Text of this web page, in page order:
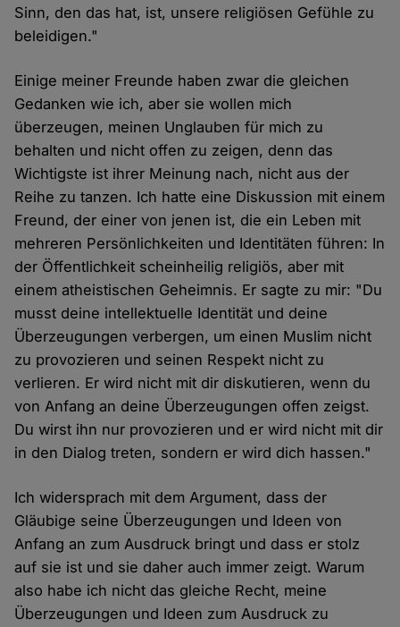
Sinn, den das hat, ist, unsere religiösen Gefühle zu
beleidigen."
Einige meiner Freunde haben zwar die gleichen
Gedanken wie ich, aber sie wollen mich
überzeugen, meinen Unglauben für mich zu
behalten und nicht offen zu zeigen, denn das
Wichtigste ist ihrer Meinung nach, nicht aus der
Reihe zu tanzen. Ich hatte eine Diskussion mit einem
Freund, der einer von jenen ist, die ein Leben mit
mehreren Persönlichkeiten und Identitäten führen: In
der Öffentlichkeit scheinheilig religiös, aber mit
einem atheistischen Geheimnis. Er sagte zu mir: "Du
musst deine intellektuelle Identität und deine
Überzeugungen verbergen, um einen Muslim nicht
zu provozieren und seinen Respekt nicht zu
verlieren. Er wird nicht mit dir diskutieren, wenn du
von Anfang an deine Überzeugungen offen zeigst.
Du wirst ihn nur provozieren und er wird nicht mit dir
in den Dialog treten, sondern er wird dich hassen."
Ich widersprach mit dem Argument, dass der
Gläubige seine Überzeugungen und Ideen von
Anfang an zum Ausdruck bringt und dass er stolz
auf sie ist und sie daher auch immer zeigt. Warum
also habe ich nicht das gleiche Recht, meine
Überzeugungen und Ideen zum Ausdruck zu